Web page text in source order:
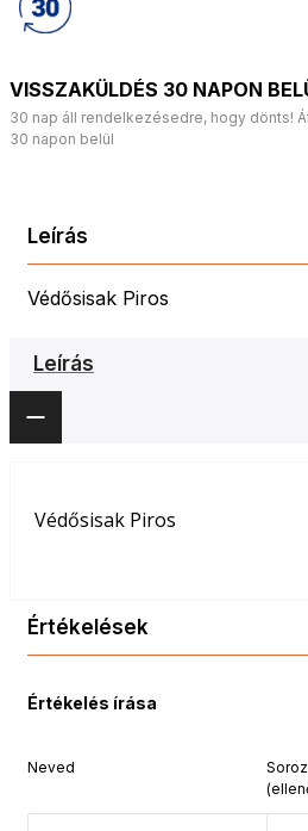
VISSZAKÜLDÉS 30 NAPON
30 nap áll rendelkezésedre, hogy dönts!
30 napon belül
Leírás
Védősisak Piros
Leírás
Védősisak Piros
Értékelések
Értékelés írása
Neved